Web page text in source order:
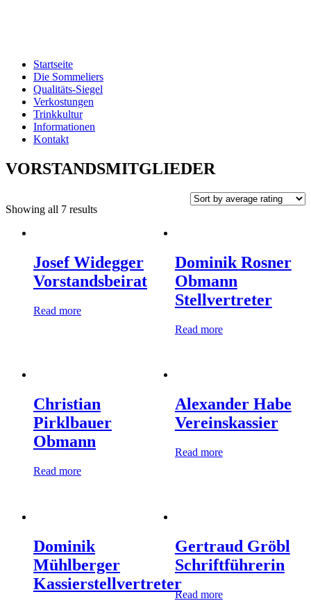
Startseite
Die Sommeliers
Qualitäts-Siegel
Verkostungen
Trinkkultur
Informationen
Kontakt
VORSTANDSMITGLIEDER
Showing all 7 results
Josef Widegger
Vorstandsbeirat
Read more
Dominik Rosner
Obmann
Stellvertreter
Read more
Christian
Pirklbauer
Obmann
Read more
Alexander Habe
Vereinskassier
Read more
Dominik
Mühlberger
Kassierstellvertreter
Gertraud Gröbl
Schriftführerin
Read more